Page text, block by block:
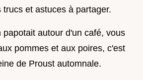
trucs et astuces à partager.
papotait autour d'un café, vous
pommes et aux poires, c'est
de Proust automnale.